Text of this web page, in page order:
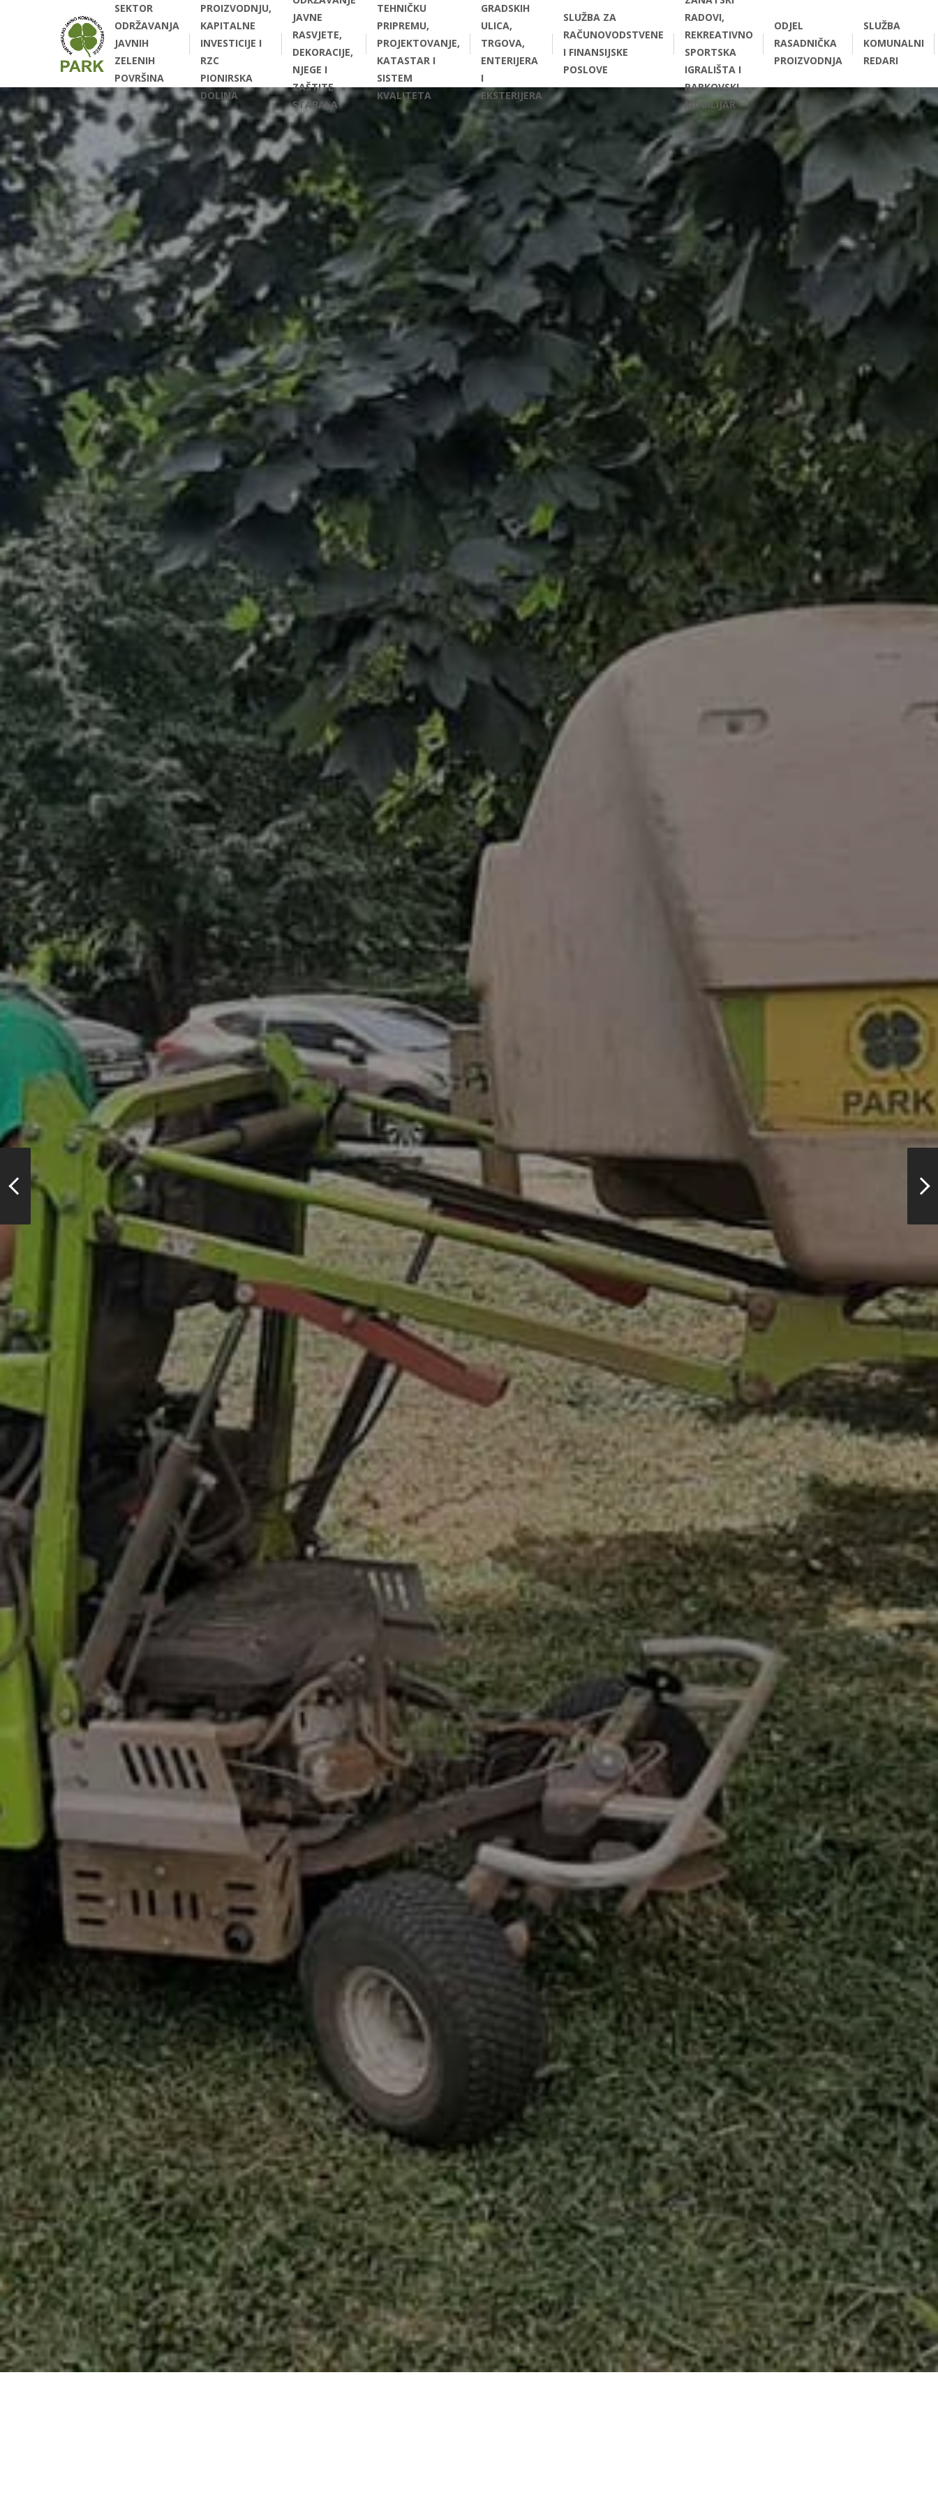
SEKTOR
ODRŽAVANJA
JAVNIH
ZELENIH
POVRŠINA
PROIZVODNJU,
KAPITALNE
INVESTICIJE I
RZC
PIONIRSKA
DOLINA
JAVNE
RASVJETE,
DEKORACIJE,
NJEGE I
ZAŠTITE
STABALA
TEHNIČKU
PRIPREMU,
PROJEKTOVANJE,
KATASTAR I
SISTEM
KVALITETA
GRADSKIH
ULICA,
TRGOVA,
ENTERIJERA
I
EKSTERIJERA
SLUŽBA ZA
RAČUNOVODSTVENE
I FINANSIJSKE
POSLOVE
RADOVI,
REKREATIVNO
SPORTSKA
IGRALIŠTA I
PARKOVSKI
MOBILIJAR
ODJEL
RASADNIČKA
PROIZVODNJA
SLUŽBA
KOMUNALNI
REDARI